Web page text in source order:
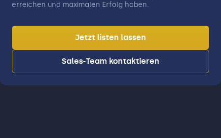
erreichen und maximalen Erfolg haben.
Jetzt listen lassen
Sales-Team kontaktieren